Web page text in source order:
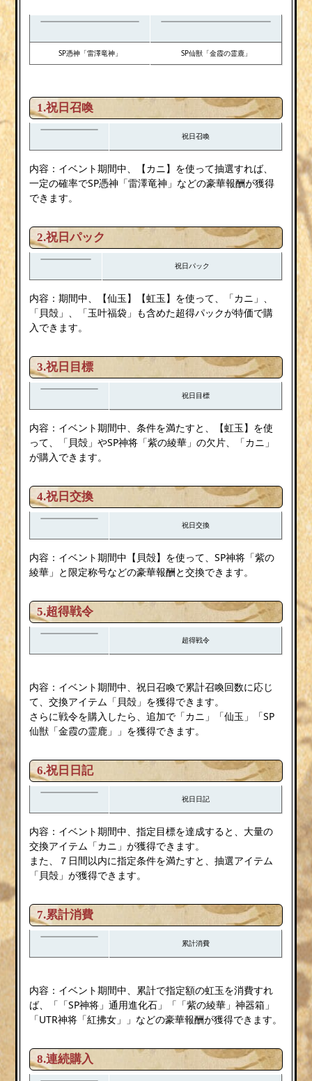
SP憑神「雷澤竜神」 SP仙獣「金霞の霊鹿」
1.祝日召喚
祝日召喚
内容：イベント期間中、【カニ】を使って抽選すれば、
一定の確率でSP憑神「雷澤竜神」などの豪華報酬が獲得
できます。
2.祝日パック
祝日パック
内容：期間中、【仙玉】【虹玉】を使って、「カニ」、
「貝殻」、「玉叶福袋」も含めた超得パックが特価で購
入できます。
3.祝日目標
祝日目標
内容：イベント期間中、条件を満たすと、【虹玉】を使
って、「貝殻」やSP神将「紫の綾華」の欠片、「カニ」
が購入できます。
4.祝日交換
祝日交換
内容：イベント期間中【貝殻】を使って、SP神将「紫の
綾華」と限定称号などの豪華報酬と交換できます。
5.超得戦令
超得戦令
内容：イベント期間中、祝日召喚で累計召喚回数に応じ
て、交換アイテム「貝殻」を獲得できます。
さらに戦令を購入したら、追加で「カニ」「仙玉」「SP
仙獣「金霞の霊鹿」」を獲得できます。
6.祝日日記
祝日日記
内容：イベント期間中、指定目標を達成すると、大量の
交換アイテム「カニ」が獲得できます。
また、７日間以内に指定条件を満たすと、抽選アイテム
「貝殻」が獲得できます。
7.累計消費
累計消費
内容：イベント期間中、累計で指定額の虹玉を消費すれ
ば、「「SP神将」通用進化石」「「紫の綾華」神器箱」
「UTR神将「紅拂女」」などの豪華報酬が獲得できます。
8.連続購入